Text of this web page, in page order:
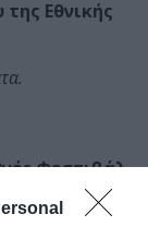
Εθνικής
Φεστιβάλ